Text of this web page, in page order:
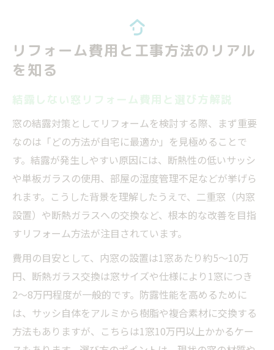
リフォーム費用と工事方法のリアル
を知る
結露しない窓リフォーム費用と選び方解説
窓の結露対策としてリフォームを検討する際、まず重要
なのは「どの方法が自宅に最適か」を見極めることで
す。結露が発生しやすい原因には、断熱性の低いサッシ
や単板ガラスの使用、部屋の湿度管理不足などが挙げら
れます。こうした背景を理解したうえで、二重窓（内窓
設置）や断熱ガラスへの交換など、根本的な改善を目指
すリフォーム方法が注目されています。
費用の目安として、内窓の設置は1窓あたり約5〜10万
円、断熱ガラス交換は窓サイズや仕様により1窓につき
2〜8万円程度が一般的です。防露性能を高めるために
は、サッシ自体をアルミから樹脂や複合素材に交換する
方法もありますが、こちらは1窓10万円以上かかるケー